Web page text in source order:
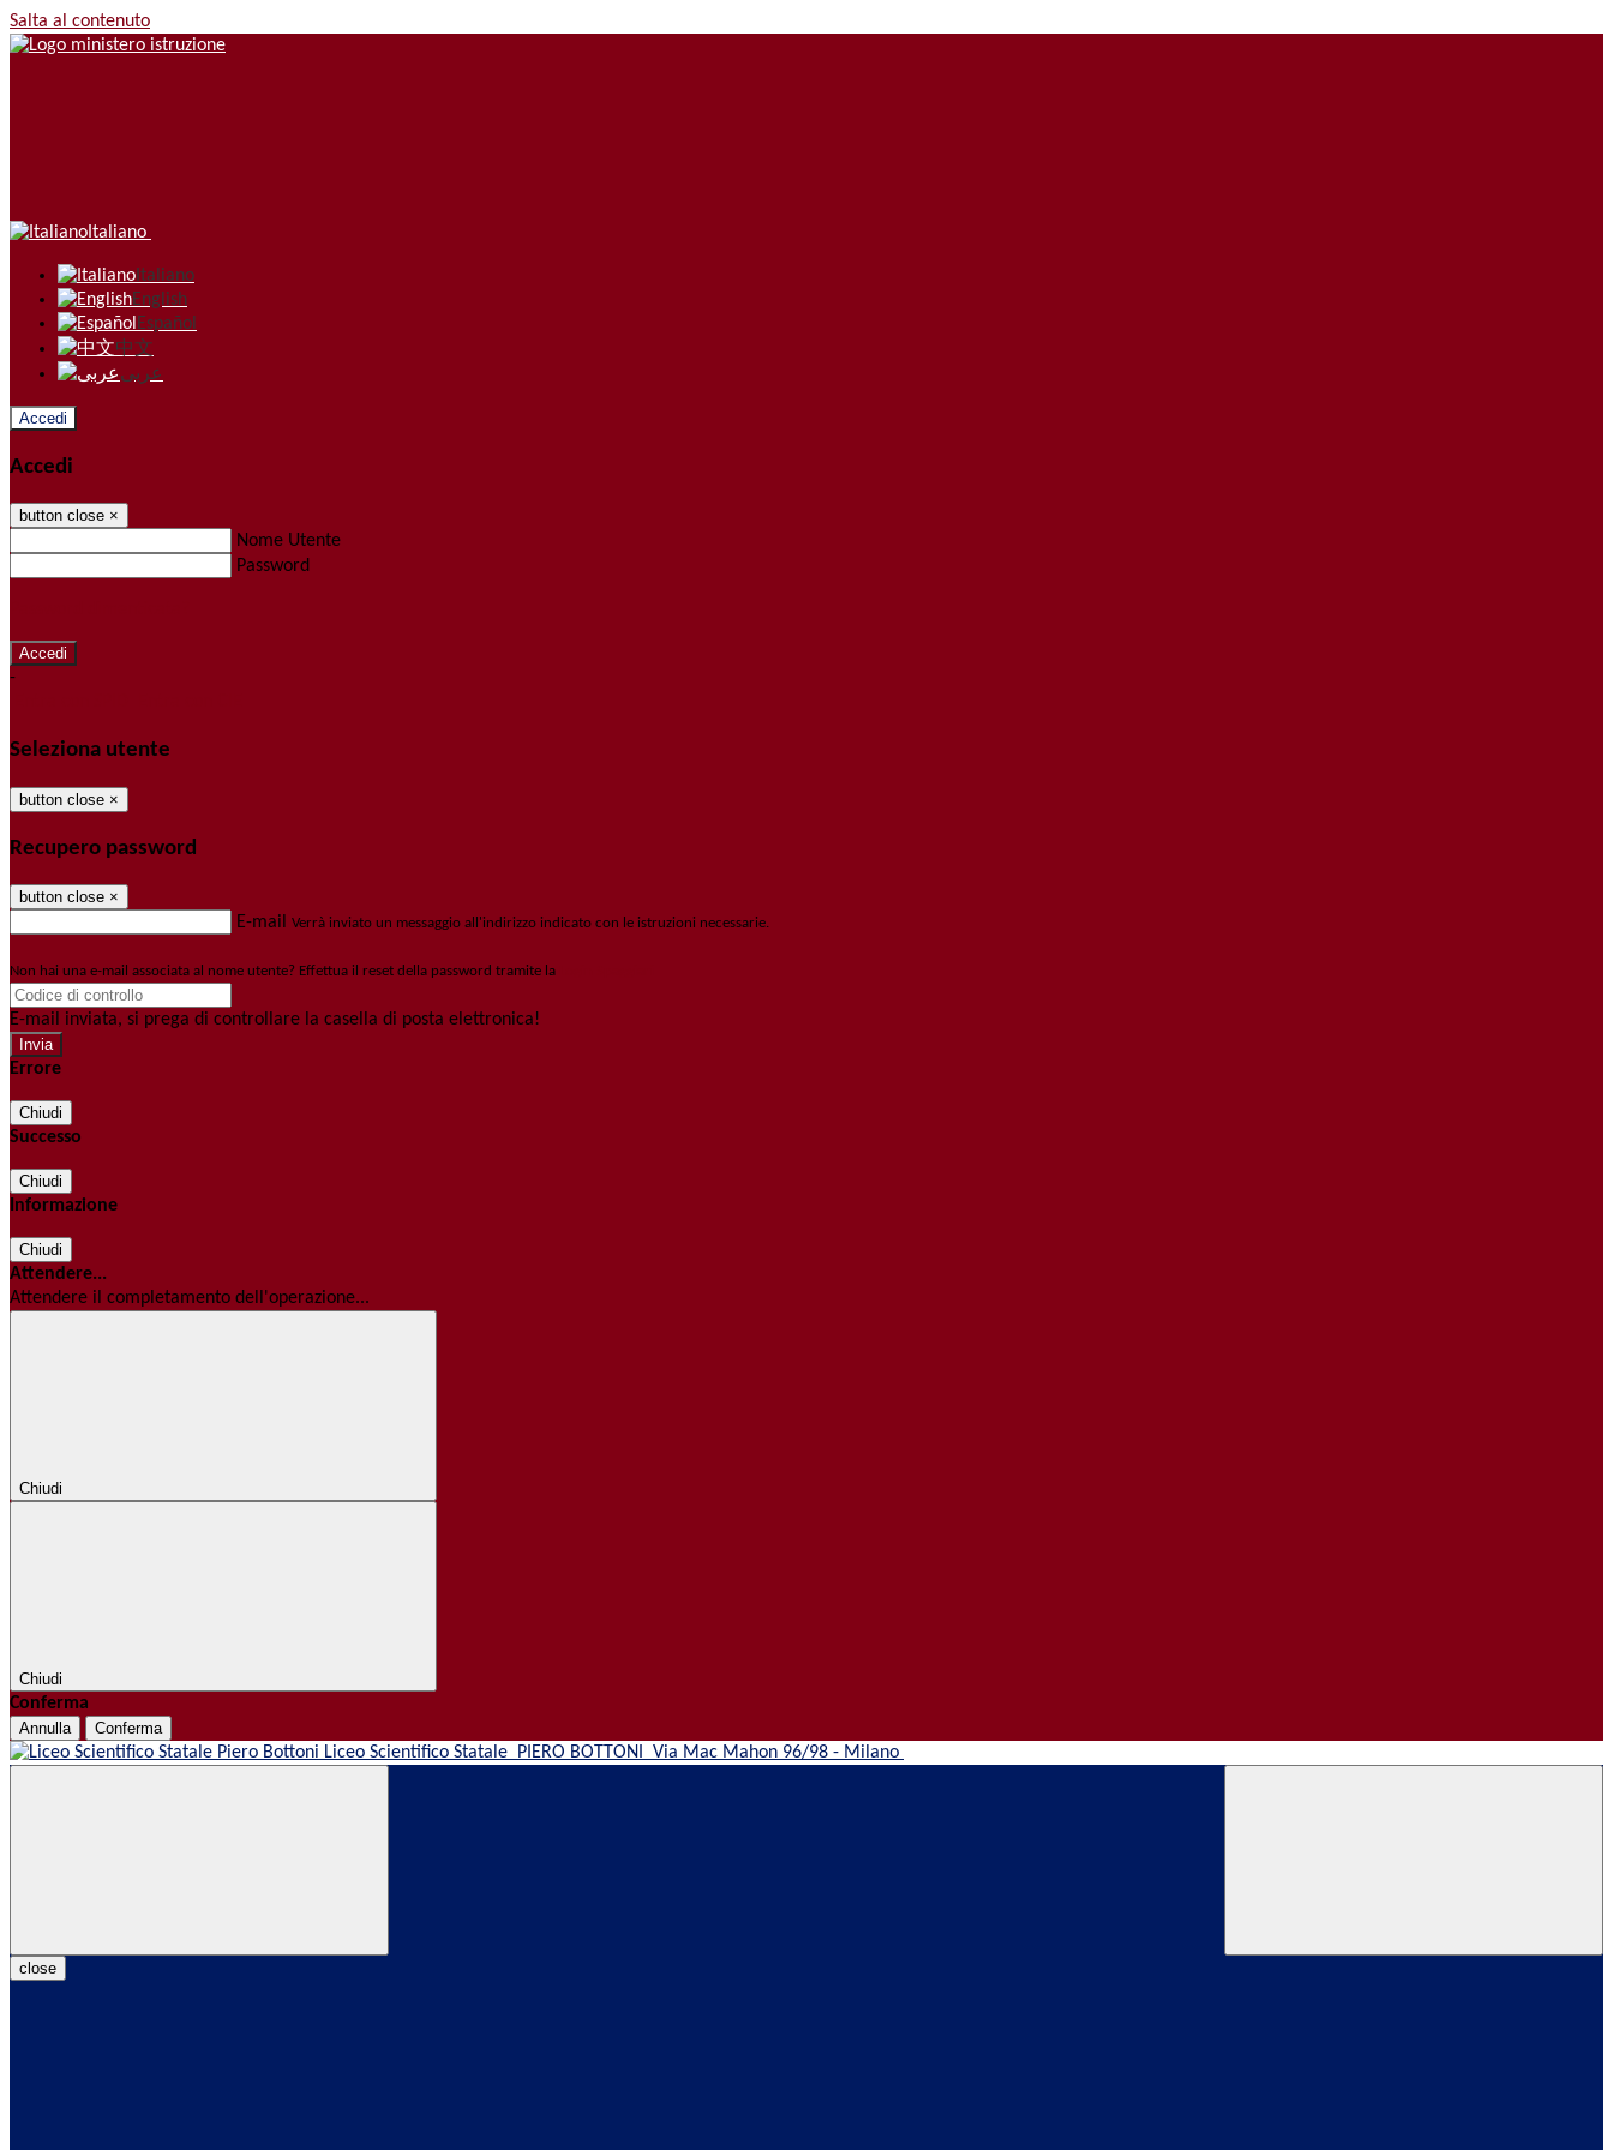
Salta al contenuto
Italiano
Italiano
English
Español
中文
عربى
Accedi
Accedi
button close ×
Nome Utente
Password
-
Seleziona utente
button close ×
Recupero password
button close ×
E-mail Verrà inviato un messaggio all'indirizzo indicato con le istruzioni necessarie.
Non hai una e-mail associata al nome utente? Effettua il reset della password tramite la
E-mail inviata, si prega di controllare la casella di posta elettronica!
Errore
Chiudi
Successo
Chiudi
Informazione
Chiudi
Attendere...
Attendere il completamento dell'operazione...
Chiudi
Chiudi
Conferma
Annulla Conferma
Liceo Scientifico Statale PIERO BOTTONI Via Mac Mahon 96/98 - Milano
close